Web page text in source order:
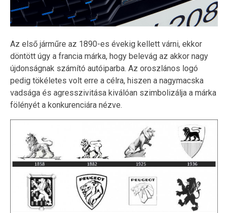
Az első járműre az 1890-es évekig kellett várni, ekkor
döntött úgy a francia márka, hogy belevág az akkor nagy
újdonságnak számító autóiparba. Az oroszlános logó
pedig tökéletes volt erre a célra, hiszen a nagymacska
vadsága és agresszivitása kiválóan szimbolizálja a márka
fölényét a konkurenciára nézve.